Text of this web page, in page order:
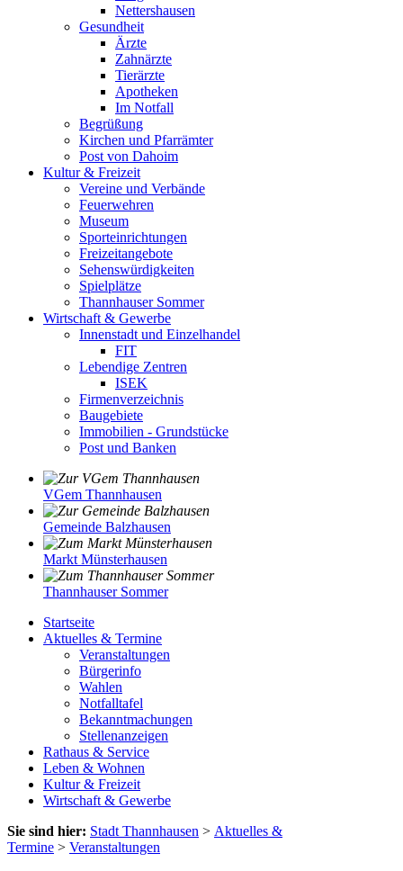
Nettershausen
Gesundheit
Ärzte
Zahnärzte
Tierärzte
Apotheken
Im Notfall
Begrüßung
Kirchen und Pfarrämter
Post von Dahoim
Kultur & Freizeit
Vereine und Verbände
Feuerwehren
Museum
Sporteinrichtungen
Freizeitangebote
Sehenswürdigkeiten
Spielplätze
Thannhauser Sommer
Wirtschaft & Gewerbe
Innenstadt und Einzelhandel
FIT
Lebendige Zentren
ISEK
Firmenverzeichnis
Baugebiete
Immobilien - Grundstücke
Post und Banken
VGem Thannhausen
Gemeinde Balzhausen
Markt Münsterhausen
Thannhauser Sommer
Startseite
Aktuelles & Termine
Veranstaltungen
Bürgerinfo
Wahlen
Notfalltafel
Bekanntmachungen
Stellenanzeigen
Rathaus & Service
Leben & Wohnen
Kultur & Freizeit
Wirtschaft & Gewerbe
Sie sind hier: Stadt Thannhausen > Aktuelles &
Termine > Veranstaltungen